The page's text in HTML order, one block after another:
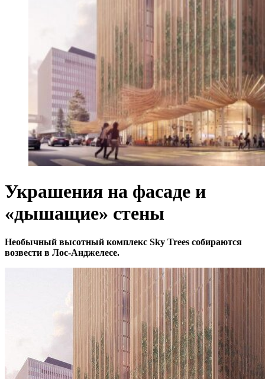
Украшения на фасаде и
«дышащие» стены
Необычный высотный комплекс Sky Trees собираются
возвести в Лос-Анджелесе.